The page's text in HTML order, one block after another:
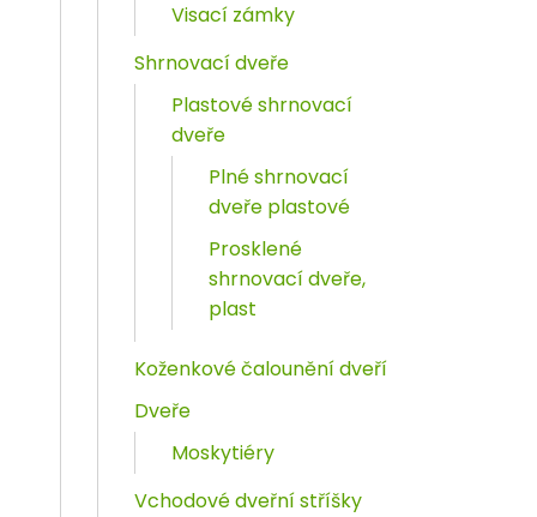
Visací zámky
Shrnovací dveře
Plastové shrnovací
dveře
Plné shrnovací
dveře plastové
Prosklené
shrnovací dveře,
plast
Koženkové čalounění dveří
Dveře
Moskytiéry
Vchodové dveřní stříšky